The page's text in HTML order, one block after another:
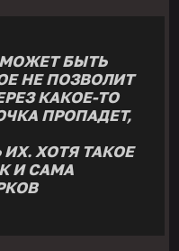
БЫТЬ
НЕ ПОЗВОЛИТ
КАКОЕ-ТО
ПРОПАДЕТ,
ХОТЯ ТАКОЕ
И САМА